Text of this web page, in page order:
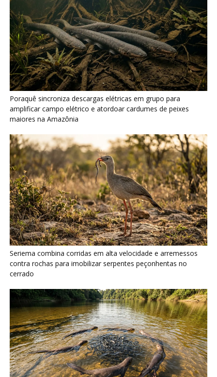
Seriema combina corridas em alta velocidade e arremessos
contra rochas para imobilizar serpentes peçonhentas no
cerrado
Ariranha sincroniza caça coletiva com vocalização subaquática
e cerca cardumes em rios rasos da Amazônia